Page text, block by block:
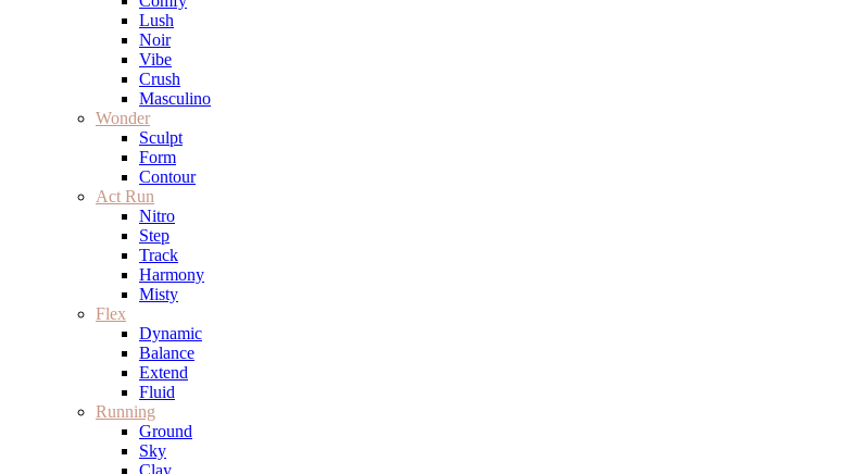
Lush
Noir
Vibe
Crush
Masculino
Wonder
Sculpt
Form
Contour
Act Run
Nitro
Step
Track
Harmony
Misty
Flex
Dynamic
Balance
Extend
Fluid
Running
Ground
Sky
Clay